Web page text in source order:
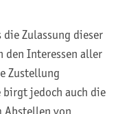
Zulassung dieser
den Interessen aller
Zustellung
jedoch auch die